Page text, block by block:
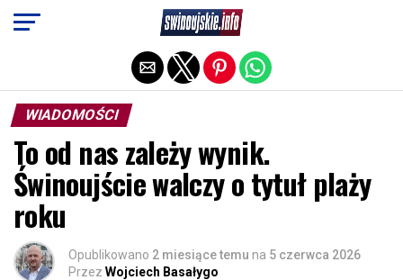
WIADOMOŚCI
To od nas zależy wynik.
Świnoujście walczy o tytuł plaży
roku
Opublikowano 2 miesiące temu na 5 czerwca 2026
Przez Wojciech Basałygo
Exit mobile version